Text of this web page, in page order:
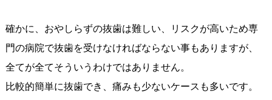
確かに、おやしらずの抜歯は難しい、リスクが高いため専
門の病院で抜歯を受けなければならない事もありますが、
全てが全てそういうわけではありません。
比較的簡単に抜歯でき、痛みも少ないケースも多いです。